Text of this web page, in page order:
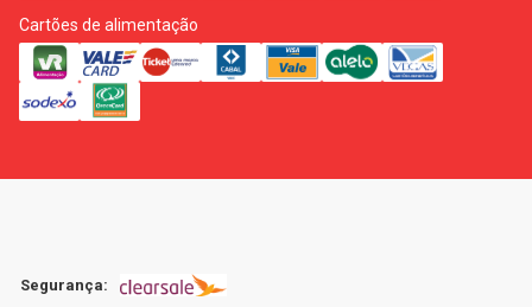
Cartões de alimentação
Segurança: